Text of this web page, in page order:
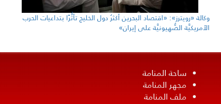
وكالة «رويترز»: «اقتصاد البحرين أكثرُ دول الخليج تأثُّرًا بتداعيات الحرب
الأمريكيَّة الصُّهيونيَّة على إيران»
ساحة المنامة
مجهر المنامة
ملف المنامة